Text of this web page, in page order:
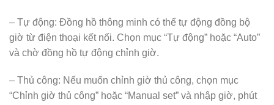
– Tự động: Đồng hồ thông minh có thể tự động đồng bộ
giờ từ điện thoại kết nối. Chọn mục “Tự động” hoặc “Auto”
và chờ đồng hồ tự động chỉnh giờ.
– Thủ công: Nếu muốn chỉnh giờ thủ công, chọn mục
“Chỉnh giờ thủ công” hoặc “Manual set” và nhập giờ, phút